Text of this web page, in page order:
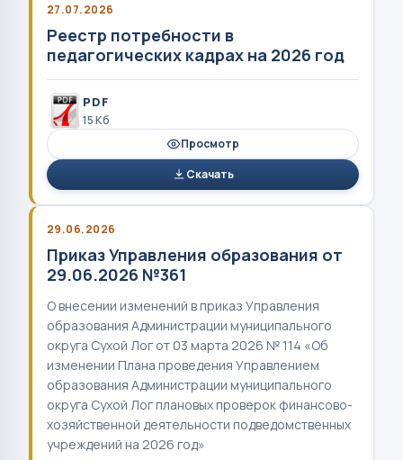
27.07.2026
Реестр потребности в
педагогических кадрах на 2026 год
PDF
15 Кб
Просмотр
Скачать
29.06.2026
Приказ Управления образования от
29.06.2026 №361
О внесении изменений в приказ Управления
образования Администрации муниципального
округа Сухой Лог от 03 марта 2026 № 114 «Об
изменении Плана проведения Управлением
образования Администрации муниципального
округа Сухой Лог плановых проверок финансово-
хозяйственной деятельности подведомственных
учреждений на 2026 год»